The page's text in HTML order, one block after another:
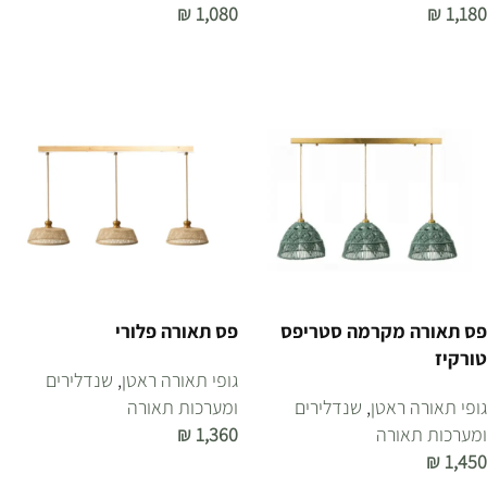
₪ 1,180
₪ 1,080
פס תאורה מקרמה סטריפס
טורקיז
גופי תאורה ראטן, שנדלירים
ומערכות תאורה
₪ 1,450
פס תאורה פלורי
גופי תאורה ראטן, שנדלירים
ומערכות תאורה
₪ 1,360